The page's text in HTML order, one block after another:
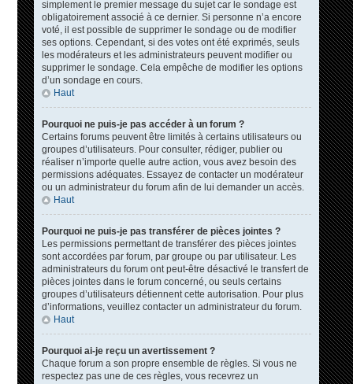
simplement le premier message du sujet car le sondage est
obligatoirement associé à ce dernier. Si personne n’a encore
voté, il est possible de supprimer le sondage ou de modifier
ses options. Cependant, si des votes ont été exprimés, seuls
les modérateurs et les administrateurs peuvent modifier ou
supprimer le sondage. Cela empêche de modifier les options
d’un sondage en cours.
Haut
Pourquoi ne puis-je pas accéder à un forum ?
Certains forums peuvent être limités à certains utilisateurs ou
groupes d’utilisateurs. Pour consulter, rédiger, publier ou
réaliser n’importe quelle autre action, vous avez besoin des
permissions adéquates. Essayez de contacter un modérateur
ou un administrateur du forum afin de lui demander un accès.
Haut
Pourquoi ne puis-je pas transférer de pièces jointes ?
Les permissions permettant de transférer des pièces jointes
sont accordées par forum, par groupe ou par utilisateur. Les
administrateurs du forum ont peut-être désactivé le transfert de
pièces jointes dans le forum concerné, ou seuls certains
groupes d’utilisateurs détiennent cette autorisation. Pour plus
d’informations, veuillez contacter un administrateur du forum.
Haut
Pourquoi ai-je reçu un avertissement ?
Chaque forum a son propre ensemble de règles. Si vous ne
respectez pas une de ces règles, vous recevrez un